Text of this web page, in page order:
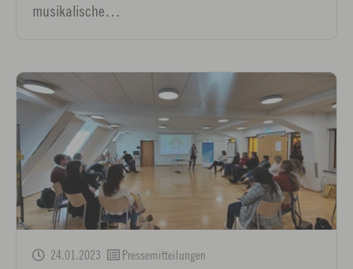
musikalische…
24.01.2023 Pressemitteilungen